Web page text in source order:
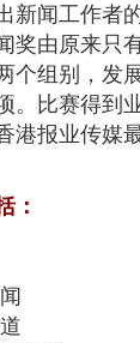
新闻工作者
奖由原来只
个组别，发
。比赛得到
港报业传媒
：